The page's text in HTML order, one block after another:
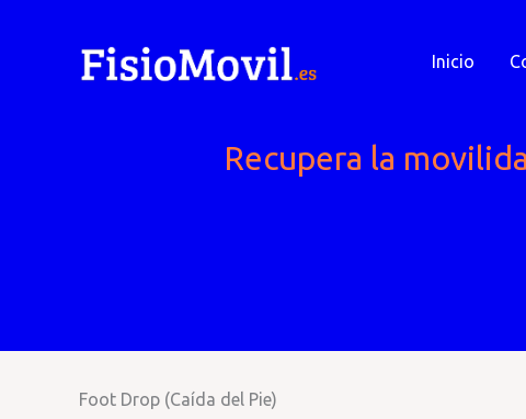
Inicio
Recupera la
Foot Drop (Caída del Pie)